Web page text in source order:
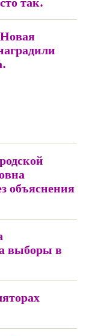
объяснения
выборы в